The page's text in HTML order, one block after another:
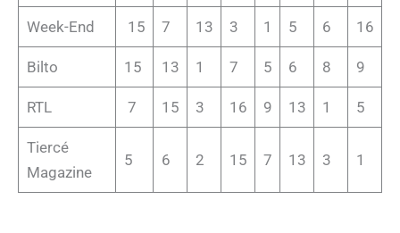
Week-End 15 7 13 3 1 5 6 16
Bilto 15 13 1 7 5 6 8 9
RTL 7 15 3 16 9 13 1 5
Tiercé
Magazine
5 6 2 15 7 13 3 1